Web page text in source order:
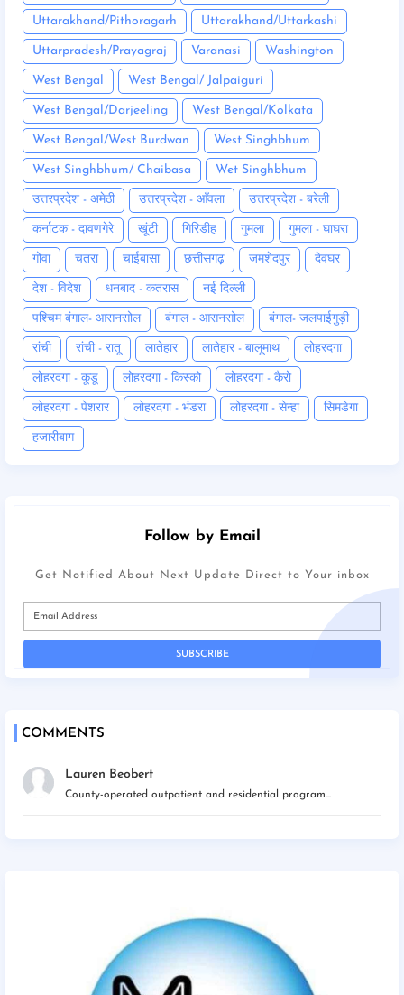
Uttarakhand/Pithoragarh Uttarakhand/Uttarkashi
Uttarpradesh/Prayagraj Varanasi Washington
West Bengal West Bengal/ Jalpaiguri
West Bengal/Darjeeling West Bengal/Kolkata
West Bengal/West Burdwan West Singhbhum
West Singhbhum/ Chaibasa Wet Singhbhum
उत्तरप्रदेश - अमेठी उत्तरप्रदेश - आँवला उत्तरप्रदेश - बरेली
कर्नाटक - दावणगेरे खूंटी गिरिडीह गुमला गुमला - घाघरा
गोवा चतरा चाईबासा छत्तीसगढ़ जमशेदपुर देवघर
देश - विदेश धनबाद - कतरास नई दिल्ली
पश्चिम बंगाल- आसनसोल बंगाल - आसनसोल बंगाल- जलपाईगुड़ी
रांची रांची - रातू लातेहार लातेहार - बालूमाथ लोहरदगा
लोहरदगा - कूडू लोहरदगा - किस्को लोहरदगा - कैरो
लोहरदगा - पेशरार लोहरदगा - भंडरा लोहरदगा - सेन्हा सिमडेगा
हजारीबाग
Follow by Email
Get Notified About Next Update Direct to Your inbox
COMMENTS
Lauren Beobert
County-operated outpatient and residential program...